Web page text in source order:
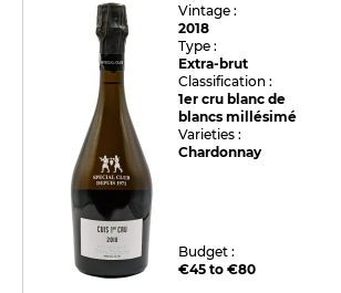
Vintage :
2018
Type :
Extra-brut
Classification :
1er cru blanc de
blancs millésimé
Varieties :
Chardonnay
Budget :
€45 to €80